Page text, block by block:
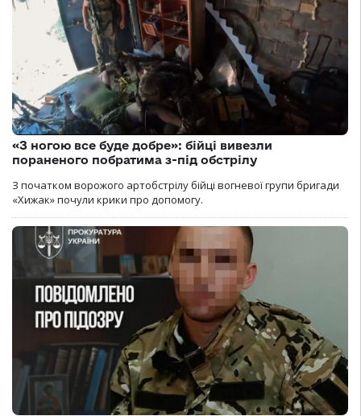
«З ногою все буде добре»: бійці вивезли
пораненого побратима з-під обстрілу
З початком ворожого артобстрілу бійці вогневої групи бригади
«Хижак» почули крики про допомогу.